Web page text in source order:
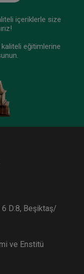
içeriklerle size
kaliteli eğitimlerine
6 D:8, Beşiktaş/
ve Enstitü